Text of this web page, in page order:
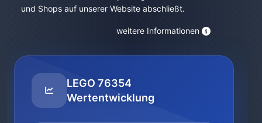
und Shops auf unserer Website abschließt.
weitere Informationen
LEGO 76354
Wertentwicklung